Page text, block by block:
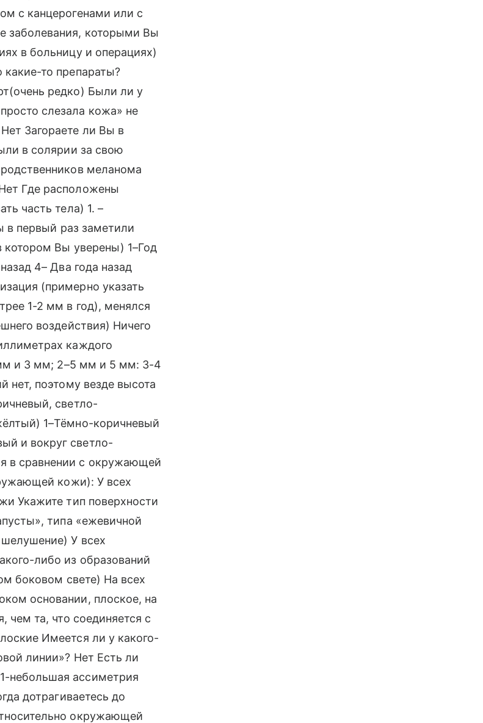
с канцерогенами или с
заболевания, которыми Вы
в больницу и операциях)
то препараты?
редко) Были ли у
слезала кожа» не
Загораете ли Вы в
в солярии за свою
меланома
Где расположены
часть тела) 1. –
в первый раз заметили
котором Вы уверены) 1–Год
4– Два года назад
(примерно указать
1-2 мм в год), менялся
воздействия) Ничего
каждого
мм и 3 мм; 2–5 мм и 5 мм: 3-4
поэтому везде высота
светло-
1–Тёмно-коричневый
и вокруг светло-
в сравнении с окружающей
кожи): У всех
Укажите тип поверхности
типа «ежевичной
У всех
либо из образований
боковом свете) На всех
основании, плоское, на
чем та, что соединяется с
Имеется ли у какого-
линии»? Нет Есть ли
небольшая ассиметрия
дотрагиваетесь до
окружающей